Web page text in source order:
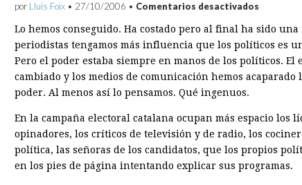
por Lluís Foix • 27/10/2006 • Comentarios desactivados
y
Lo hemos conseguido. Ha costado pero al final ha sido
periodistas tengamos más influencia que los políticos es
Pero el poder estaba siempre en manos de los políticos.
cambiado y los medios de comunicación hemos
poder. Al menos así lo pensamos. Qué ingenuos.
En la campaña electoral catalana ocupan más espacio los
opinadores, los críticos de televisión y de radio, los
política, las señoras de los candidatos, que los propios
en los pies de página intentando explicar sus programas.